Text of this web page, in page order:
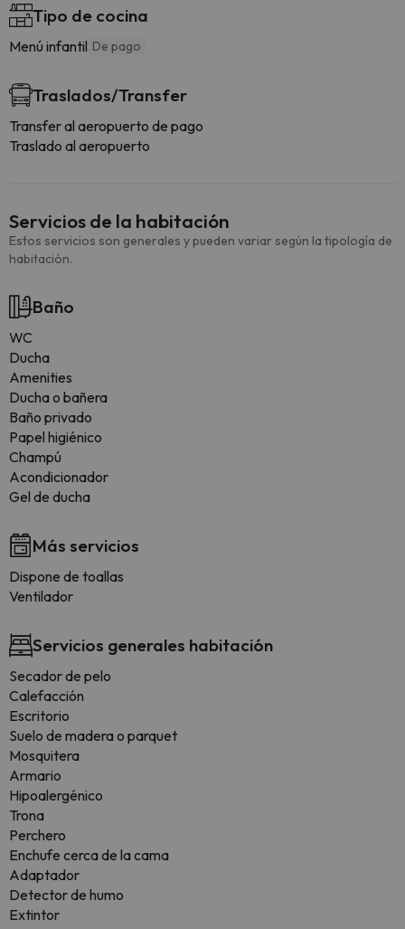
Tipo de cocina
Menú infantil De pago
Traslados/Transfer
Transfer al aeropuerto de pago
Traslado al aeropuerto
Servicios de la habitación
Estos servicios son generales y pueden variar según la tipología de
habitación.
Baño
WC
Ducha
Amenities
Ducha o bañera
Baño privado
Papel higiénico
Champú
Acondicionador
Gel de ducha
Más servicios
Dispone de toallas
Ventilador
Servicios generales habitación
Secador de pelo
Calefacción
Escritorio
Suelo de madera o parquet
Mosquitera
Armario
Hipoalergénico
Trona
Perchero
Enchufe cerca de la cama
Adaptador
Detector de humo
Extintor